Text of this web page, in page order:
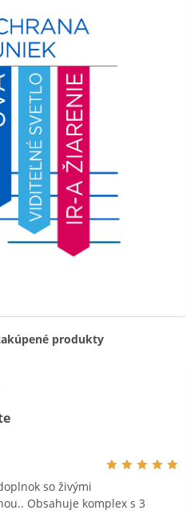
produkty
so živými
Obsahuje komplex s 3